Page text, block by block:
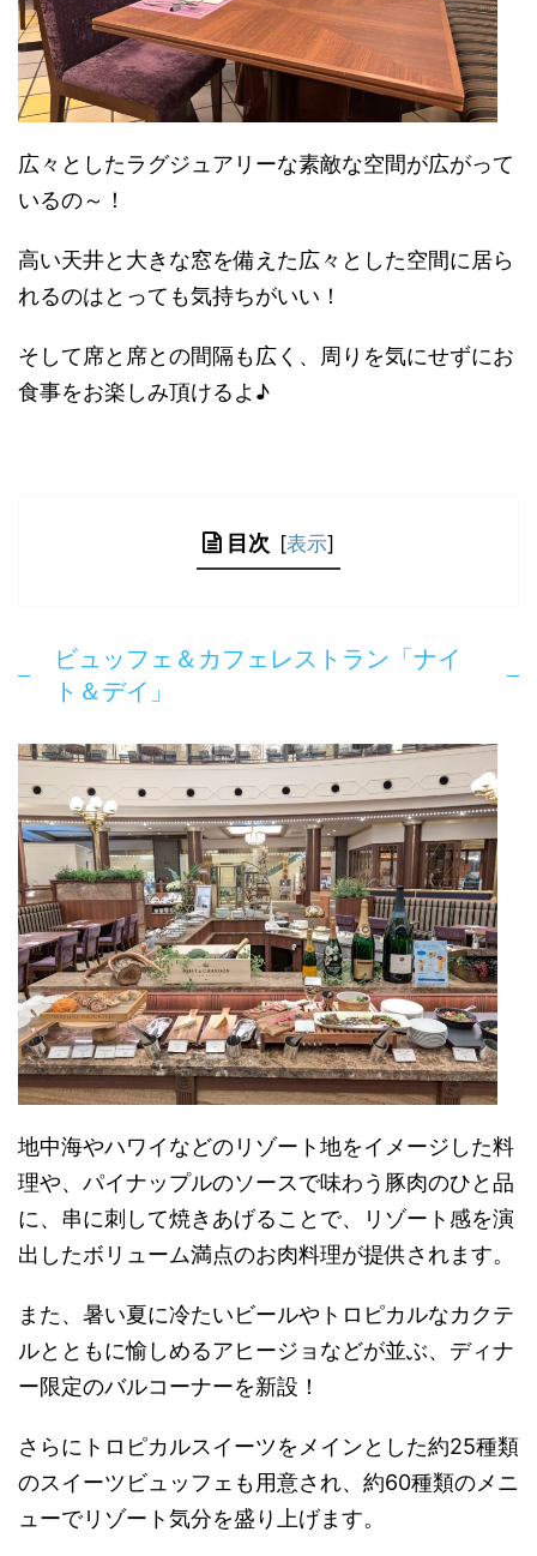
広々としたラグジュアリーな素敵な空間が広がって
いるの～！
高い天井と大きな窓を備えた広々とした空間に居ら
れるのはとっても気持ちがいい！
そして席と席との間隔も広く、周りを気にせずにお
食事をお楽しみ頂けるよ♪
目次 [表示]
ビュッフェ＆カフェレストラン「ナイ
ト＆デイ」
地中海やハワイなどのリゾート地をイメージした料
理や、パイナップルのソースで味わう豚肉のひと品
に、串に刺して焼きあげることで、リゾート感を演
出したボリューム満点のお肉料理が提供されます。
また、暑い夏に冷たいビールやトロピカルなカクテ
ルとともに愉しめるアヒージョなどが並ぶ、ディナ
ー限定のバルコーナーを新設！
さらにトロピカルスイーツをメインとした約25種類
のスイーツビュッフェも用意され、約60種類のメニ
ューでリゾート気分を盛り上げます。